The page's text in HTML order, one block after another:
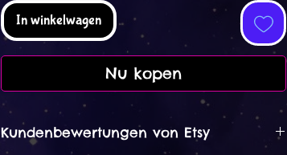
In winkelwagen
Nu kopen
Kundenbewertungen von Etsy